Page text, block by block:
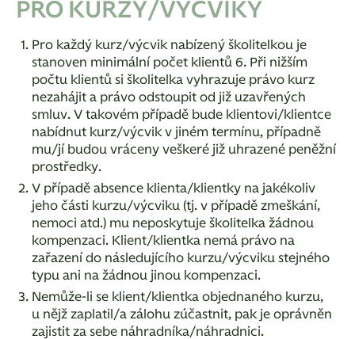
PRO KURZY/VÝCVIKY
Pro každý kurz/výcvik nabízený školitelkou je
stanoven minimální počet klientů 6. Při nižším
počtu klientů si školitelka vyhrazuje právo kurz
nezahájit a právo odstoupit od již uzavřených
smluv. V takovém případě bude klientovi/klientce
nabídnut kurz/výcvik v jiném termínu, případně
mu/jí budou vráceny veškeré již uhrazené peněžní
prostředky.
V případě absence klienta/klientky na jakékoliv
jeho části kurzu/výcviku (tj. v případě zmeškání,
nemoci atd.) mu neposkytuje školitelka žádnou
kompenzaci. Klient/klientka nemá právo na
zařazení do následujícího kurzu/výcviku stejného
typu ani na žádnou jinou kompenzaci.
Nemůže-li se klient/klientka objednaného kurzu,
u nějž zaplatil/a zálohu zúčastnit, pak je oprávněn
zajistit za sebe náhradníka/náhradnici.